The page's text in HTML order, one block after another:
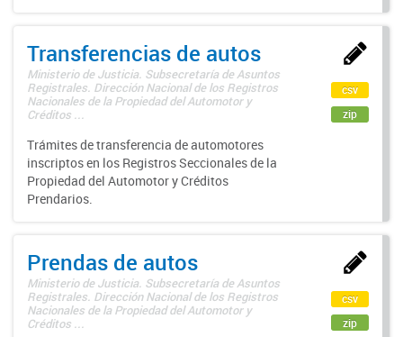
Transferencias de autos
Ministerio de Justicia. Subsecretaría de Asuntos
Registrales. Dirección Nacional de los Registros
Nacionales de la Propiedad del Automotor y
Créditos ...
Trámites de transferencia de automotores
inscriptos en los Registros Seccionales de la
Propiedad del Automotor y Créditos
Prendarios.
csv
zip
Prendas de autos
Ministerio de Justicia. Subsecretaría de Asuntos
Registrales. Dirección Nacional de los Registros
Nacionales de la Propiedad del Automotor y
Créditos ...
csv
zip